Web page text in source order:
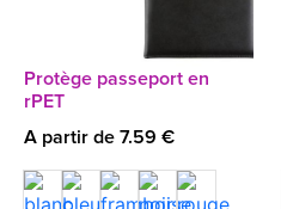
Protège passeport en
rPET
A partir de 7.59 €